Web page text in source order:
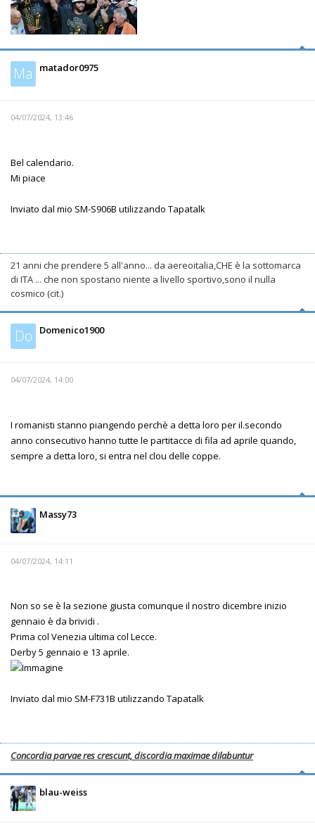
Ma matador0975
04/07/2024, 13:46
Bel calendario.
Mi piace
Inviato dal mio SM-S906B utilizzando Tapatalk
21 anni che prendere 5 all'anno... da aereoitalia,CHE è la sottomarca
di ITA ... che non spostano niente a livello sportivo,sono il nulla
cosmico (cit.)
Do Domenico1900
04/07/2024, 14:00
I romanisti stanno piangendo perchè a detta loro per il.secondo
anno consecutivo hanno tutte le partitacce di fila ad aprile quando,
sempre a detta loro, si entra nel clou delle coppe.
Massy73
04/07/2024, 14:11
Non so se è la sezione giusta comunque il nostro dicembre inizio
gennaio è da brividi .
Prima col Venezia ultima col Lecce.
Derby 5 gennaio e 13 aprile.
Inviato dal mio SM-F731B utilizzando Tapatalk
Concordia parvae res crescunt, discordia maximae dilabuntur
blau-weiss